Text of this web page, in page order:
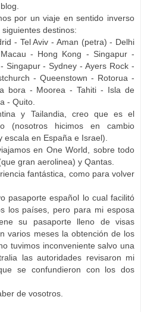
por un viaje en sentido inverso
destinos:
- Tel Aviv - Aman (petra) - Delhi
- Hong Kong - Singapur -
Singapur - Sydney - Ayers Rock -
- Queenstown - Rotorua -
bora - Moorea - Tahiti - Isla de
- Quito.
y Tailandia, creo que es el
(nosotros hicimos en cambio
escala en España e Israel).
en One World, sobre todo
gran aerolinea) y Qantas.
fantástica, como para volver
pasaporte español lo cual facilitó
los países, pero para mi esposa
su pasaporte lleno de visas
varios meses la obtención de los
tuvimos inconveniente salvo una
las autoridades revisaron mi
se confundieron con los dos
de vosotros.